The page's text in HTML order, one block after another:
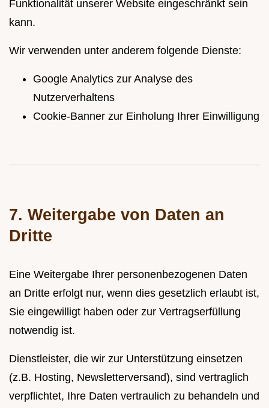
Funktionalität unserer Website eingeschränkt sein
kann.
Wir verwenden unter anderem folgende Dienste:
Google Analytics zur Analyse des
Nutzerverhaltens
Cookie-Banner zur Einholung Ihrer Einwilligung
7. Weitergabe von Daten an
Dritte
Eine Weitergabe Ihrer personenbezogenen Daten
an Dritte erfolgt nur, wenn dies gesetzlich erlaubt ist,
Sie eingewilligt haben oder zur Vertragserfüllung
notwendig ist.
Dienstleister, die wir zur Unterstützung einsetzen
(z.B. Hosting, Newsletterversand), sind vertraglich
verpflichtet, Ihre Daten vertraulich zu behandeln und